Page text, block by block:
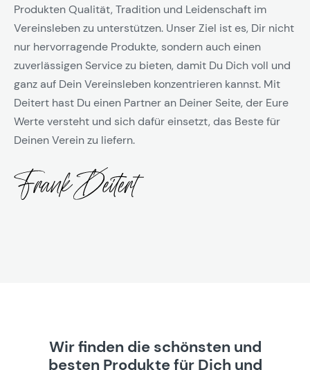
Produkten Qualität, Tradition und Leidenschaft im
Vereinsleben zu unterstützen. Unser Ziel ist es, Dir nicht
nur hervorragende Produkte, sondern auch einen
zuverlässigen Service zu bieten, damit Du Dich voll und
ganz auf Dein Vereinsleben konzentrieren kannst. Mit
Deitert hast Du einen Partner an Deiner Seite, der Eure
Werte versteht und sich dafür einsetzt, das Beste für
Deinen Verein zu liefern.
Wir finden die schönsten und
besten Produkte für Dich und